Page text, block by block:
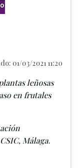
01/03/2021 11:20
leñosas
en frutales
Málaga.